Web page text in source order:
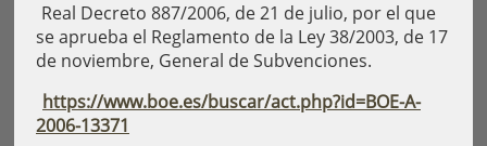
Real Decreto 887/2006, de 21 de julio, por el que
se aprueba el Reglamento de la Ley 38/2003, de 17
de noviembre, General de Subvenciones.
https://www.boe.es/buscar/act.php?id=BOE-A-
2006-13371